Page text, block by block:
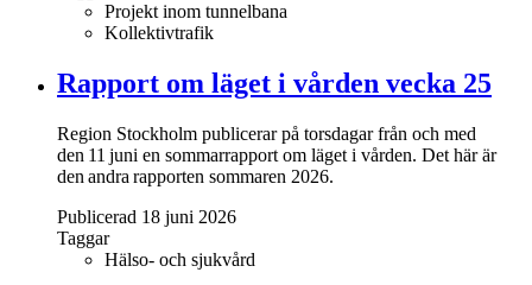
Projekt inom tunnelbana
Kollektivtrafik
Rapport om läget i vården vecka 25
Region Stockholm publicerar på torsdagar från och med
den 11 juni en sommarrapport om läget i vården. Det här är
den andra rapporten sommaren 2026.
Publicerad 18 juni 2026
Taggar
Hälso- och sjukvård